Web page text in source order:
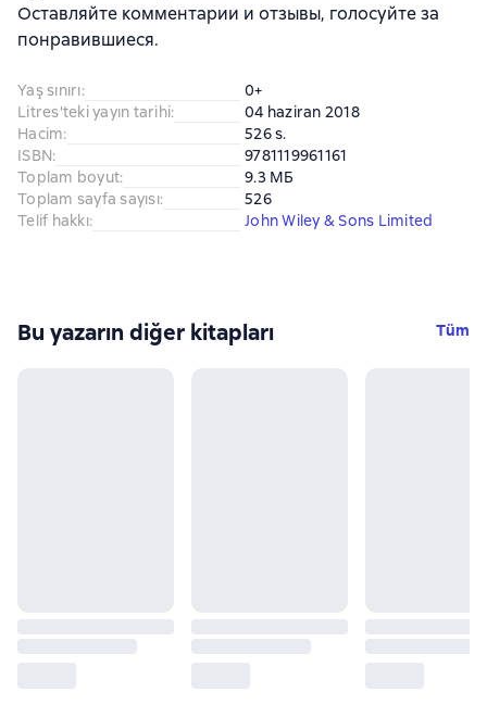
Оставляйте комментарии и отзывы, голосуйте за
понравившиеся.
Yaş sınırı:
0+
Litres'teki yayın tarihi:
04 haziran 2018
Hacim:
526 s.
ISBN:
9781119961161
Toplam boyut:
9.3 МБ
Toplam sayfa sayısı:
526
Telif hakkı: John Wiley & Sons Limited
Bu yazarın diğer kitapları Tüm